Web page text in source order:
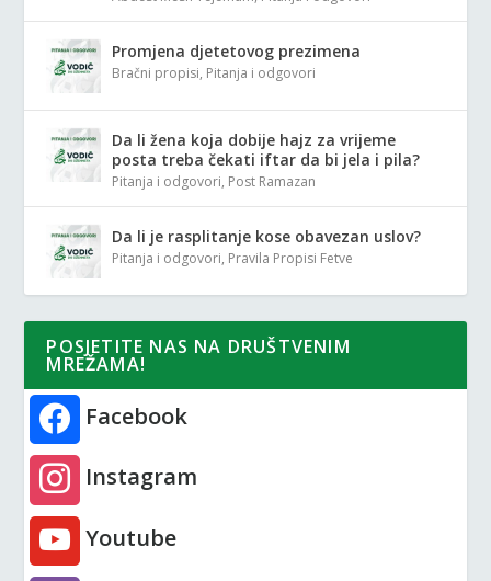
Promjena djetetovog prezimena
Bračni propisi, Pitanja i odgovori
Da li žena koja dobije hajz za vrijeme
posta treba čekati iftar da bi jela i pila?
Pitanja i odgovori, Post Ramazan
Da li je rasplitanje kose obavezan uslov?
Pitanja i odgovori, Pravila Propisi Fetve
POSJETITE NAS NA DRUŠTVENIM
MREŽAMA!
Facebook
Instagram
Youtube